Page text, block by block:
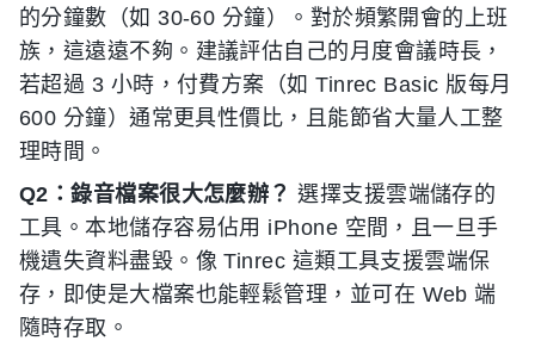
的分鐘數（如 30-60 分鐘）。對於頻繁開會的上班
族，這遠遠不夠。建議評估自己的月度會議時長，
若超過 3 小時，付費方案（如 Tinrec Basic 版每月
600 分鐘）通常更具性價比，且能節省大量人工整
理時間。
Q2：錄音檔案很大怎麼辦？ 選擇支援雲端儲存的
工具。本地儲存容易佔用 iPhone 空間，且一旦手
機遺失資料盡毀。像 Tinrec 這類工具支援雲端保
存，即使是大檔案也能輕鬆管理，並可在 Web 端
隨時存取。